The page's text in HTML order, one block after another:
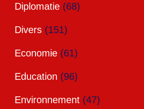
Diplomatie (68)
Divers (151)
Economie (61)
Education (96)
Environnement (47)